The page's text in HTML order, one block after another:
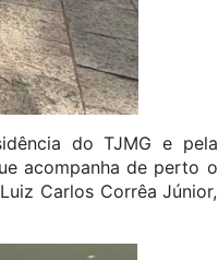
do TJMG e pela
acompanha de perto o
Carlos Corrêa Júnior,